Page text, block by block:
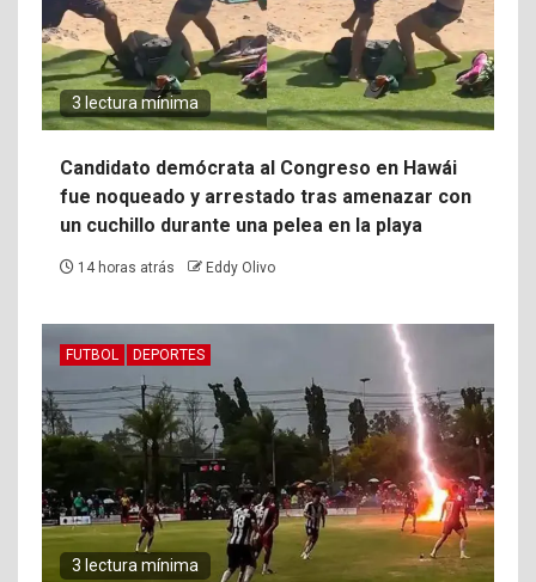
3 lectura mínima
Candidato demócrata al Congreso en Hawái
fue noqueado y arrestado tras amenazar con
un cuchillo durante una pelea en la playa
14 horas atrás Eddy Olivo
FUTBOL DEPORTES
3 lectura mínima